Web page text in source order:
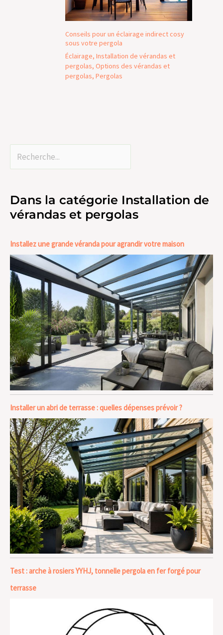
Conseils pour un éclairage indirect cosy
sous votre pergola
Éclairage, Installation de vérandas et
pergolas, Options des vérandas et
pergolas, Pergolas
Dans la catégorie Installation de
vérandas et pergolas
Installez une grande véranda pour agrandir votre maison
Installer un abri de terrasse : quelles dépenses prévoir ?
Test : arche à rosiers YYHJ, tonnelle pergola en fer forgé pour
terrasse